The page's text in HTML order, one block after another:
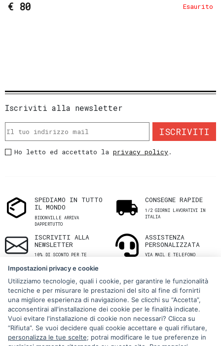
€ 80 Esaurito
Iscriviti alla newsletter
ISCRIVITI
Ho letto ed accettato laprivacy policy.
SPEDIAMO IN TUTTO
IL MONDO
BIDONVILLE ARRIVA
DAPPERTUTTO
CONSEGNE RAPIDE
1/2 GIORNI LAVORATIVI IN
ITALIA
ISCRIVITI ALLA
NEWSLETTER
10% DI SCONTO PER TE
ASSISTENZA
PERSONALIZZATA
VIA MAIL E TELEFONO
Via Melo 224/a, Bari, Italy, 70121
Impostazioni privacy e cookie
Utilizziamo tecnologie, quali i cookie, per garantire le funzionalità
tecniche e per misurare le prestazioni del sito al fine di fornirti
una migliore esperienza di navigazione. Se clicchi su “Accetta”,
acconsentirai all'installazione dei cookie per le finalità indicate.
Vuoi evitare l'installazione di cookie non necessari? Clicca su
“Rifiuta”. Se vuoi decidere quali cookie accettare e quali rifiutare,
personalizza le tue scelte; potrai modificare le tue preferenze in